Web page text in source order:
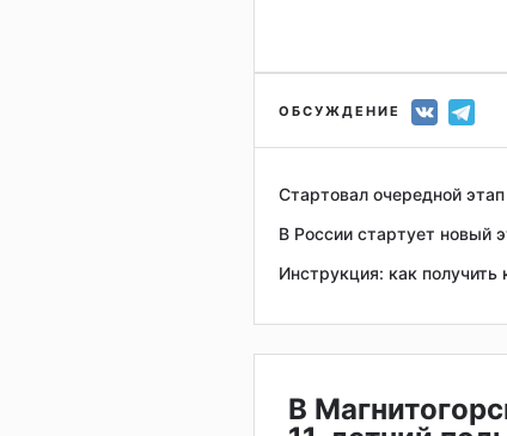
ОБСУЖДЕНИЕ
Стартовал очередной
В России стартует новый
Инструкция: как
В